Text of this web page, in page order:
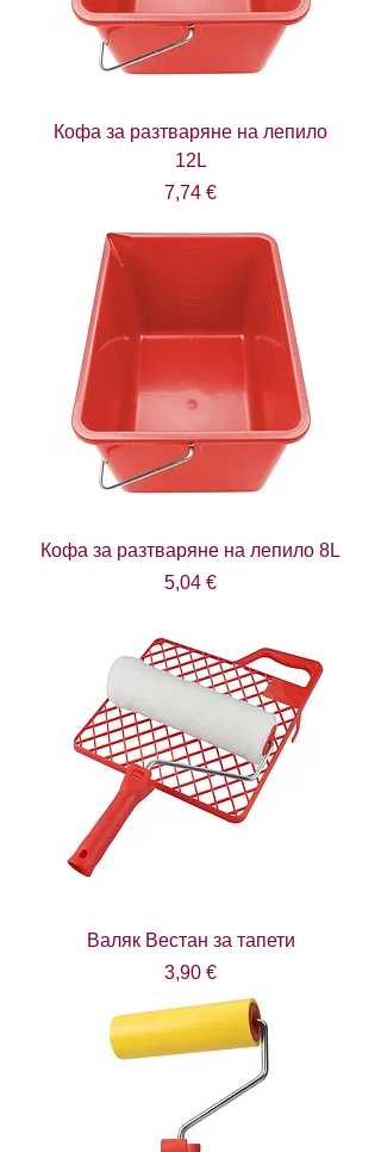
Кофа за разтваряне на лепило
12L
Цена
7,74 €
Кофа за разтваряне на лепило 8L
Цена
5,04 €
Валяк Вестан за тапети
Цена
3,90 €